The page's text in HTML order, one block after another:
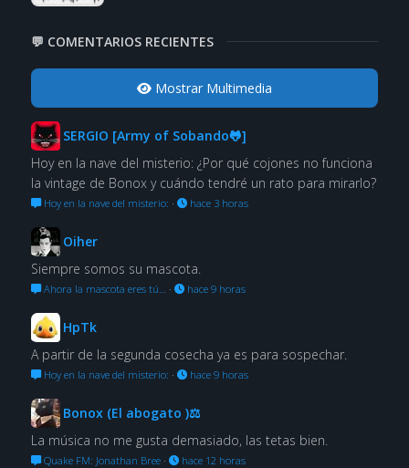
💬 COMENTARIOS RECIENTES
Mostrar Multimedia
SERGIO [Army of Sobando🐸]
Hoy en la nave del misterio: ¿Por qué cojones no funciona
la vintage de Bonox y cuándo tendré un rato para mirarlo?
Hoy en la nave del misterio: · hace 3 horas
Oiher
Siempre somos su mascota.
Ahora la mascota eres tú… · hace 9 horas
HpTk
A partir de la segunda cosecha ya es para sospechar.
Hoy en la nave del misterio: · hace 9 horas
Bonox (El abogato )⚖
La música no me gusta demasiado, las tetas bien.
Quake FM: Jonathan Bree· hace 12 horas